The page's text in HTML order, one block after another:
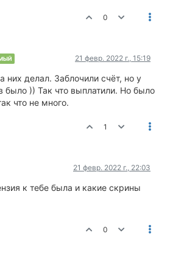
0
21 февр. 2022 г., 15:19
них делал. Заблочили счёт, но у
было )) Так что выплатили. Но было
что не много.
1
21 февр. 2022 г., 22:03
к тебе была и какие скрины
0